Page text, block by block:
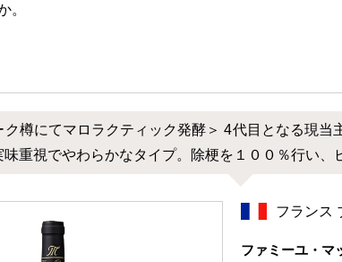
。
ク樽にてマロラクティック発酵＞ 4代目となる現
重視でやわらかなタイプ。除梗を１００％行い、
フランス
ファミーユ・マ